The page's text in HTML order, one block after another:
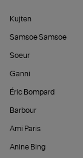
Kujten
Samsoe Samsoe
Soeur
Ganni
Éric Bompard
Barbour
Ami Paris
Anine Bing